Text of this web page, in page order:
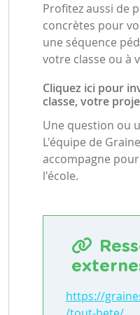
Profitez aussi de
concrètes pour
une séquence
votre classe ou à
Cliquez ici pour
classe, votre
Une question ou
L'équipe de
accompagne
l'école.
https://